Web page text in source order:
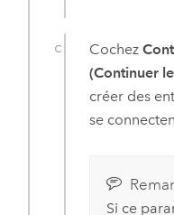
Cochez
(Continuer
créer des
se
Si ce